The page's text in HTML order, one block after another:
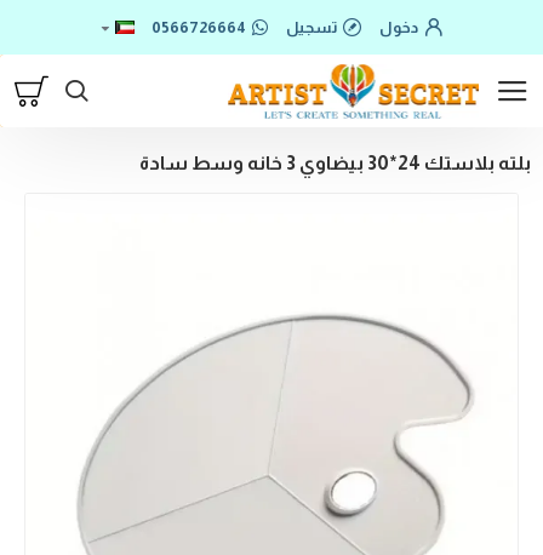
دخول تسجيل 0566726664
بلته بلاستك 24*30 بيضاوي 3 خانه وسط سادة